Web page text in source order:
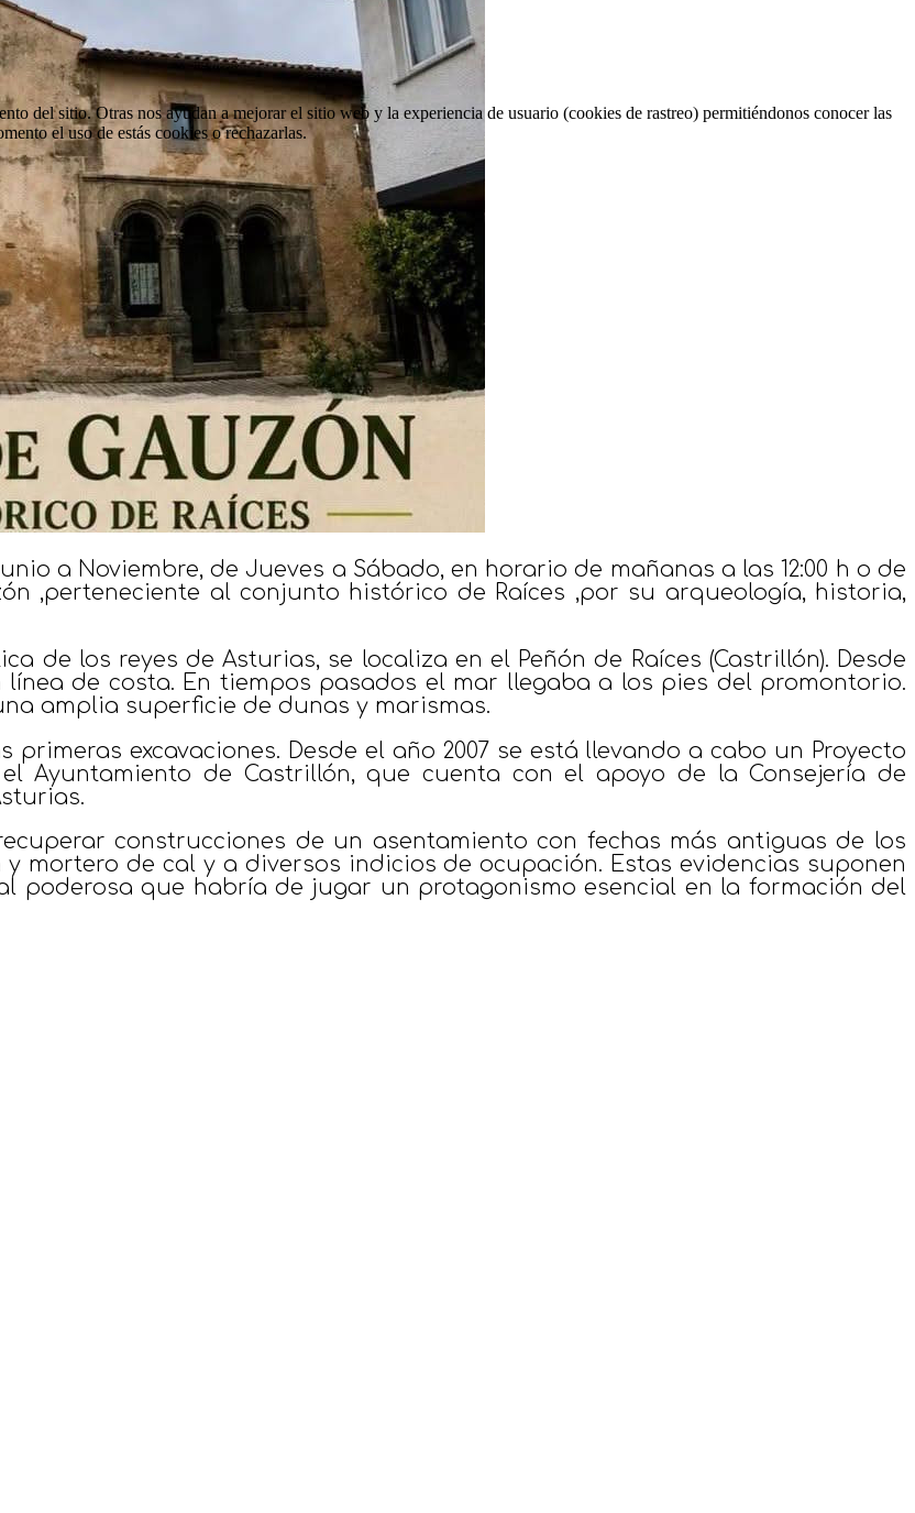
a Noviembre, de Jueves a Sábado, en horario de mañanas a las 12:00 h o de
,perteneciente al conjunto histórico de Raíces ,por su arqueología, historia,
de los reyes de Asturias, se localiza en el Peñón de Raíces (Castrillón). Desde
de costa. En tiempos pasados el mar llegaba a los pies del promontorio.
amplia superficie de dunas y marismas.
primeras excavaciones. Desde el año 2007 se está llevando a cabo un Proyecto
Ayuntamiento de Castrillón, que cuenta con el apoyo de la Consejería de
construcciones de un asentamiento con fechas más antiguas de los
y mortero de cal y a diversos indicios de ocupación. Estas evidencias suponen
poderosa que habría de jugar un protagonismo esencial en la formación del
del sitio. Otras nos ayudan a mejorar el sitio web y la experiencia de usuario (cookies de rastreo) permitiéndonos conocer las
el uso de estás cookies o rechazarlas.